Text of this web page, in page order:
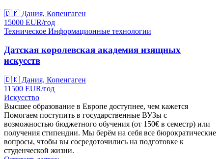
🇩🇰 Дания, Копенгаген
15000 EUR/год
Техническое Информационные технологии
Датская королевская академия изящных
искусств
🇩🇰 Дания, Копенгаген
11500 EUR/год
Искусство
Высшее образование в Европе доступнее, чем кажется
Помогаем поступить в государственные ВУЗы с
возможностью бюджетного обучения (от 150€ в семестр) или
получения стипендии. Мы берём на себя все бюрократические
вопросы, чтобы вы сосредоточились на подготовке к
студенческой жизни.